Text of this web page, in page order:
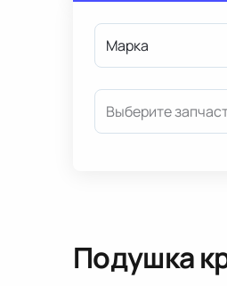
Марка
Выберите
Подушка